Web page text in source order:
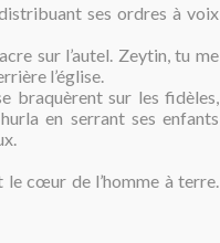
ses ordres à voix
sur l’autel. Zeytin, tu me
l’église.
braquèrent sur les fidèles,
en serrant ses enfants
cœur de l’homme à terre.